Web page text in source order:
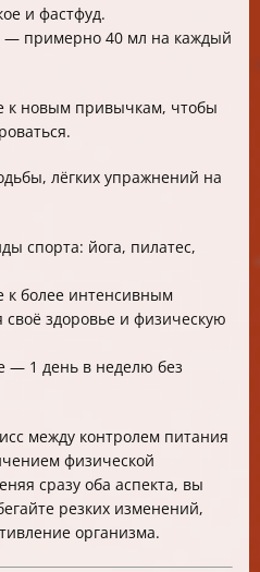
и фастфуд.
— примерно 40 мл на каждый
к новым привычкам, чтобы
лёгких упражнений на
спорта: йога, пилатес,
к более интенсивным
здоровье и физическую
— 1 день в неделю без
между контролем питания
физической
сразу оба аспекта, вы
резких изменений,
организма.